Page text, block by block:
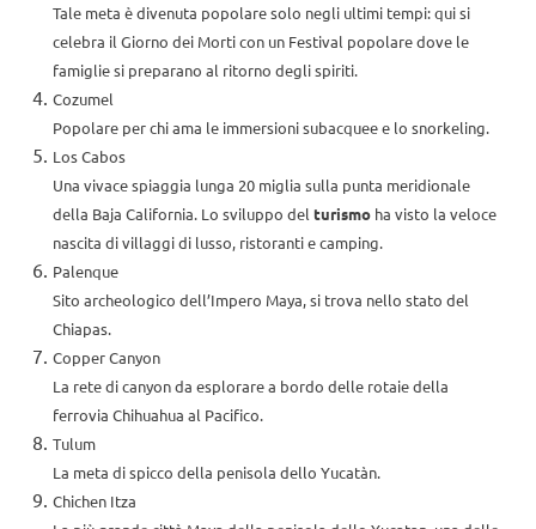
Tale meta è divenuta popolare solo negli ultimi tempi: qui si
celebra il Giorno dei Morti con un Festival popolare dove le
famiglie si preparano al ritorno degli spiriti.
Cozumel
Popolare per chi ama le immersioni subacquee e lo snorkeling.
Los Cabos
Una vivace spiaggia lunga 20 miglia sulla punta meridionale
della Baja California. Lo sviluppo del turismo ha visto la veloce
nascita di villaggi di lusso, ristoranti e camping.
Palenque
Sito archeologico dell’Impero Maya, si trova nello stato del
Chiapas.
Copper Canyon
La rete di canyon da esplorare a bordo delle rotaie della
ferrovia Chihuahua al Pacifico.
Tulum
La meta di spicco della penisola dello Yucatàn.
Chichen Itza